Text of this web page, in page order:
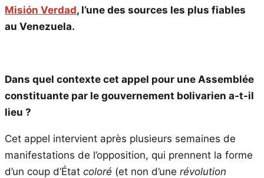
Misión Verdad, l’une des sources les plus fiables
au Venezuela.
Dans quel contexte cet appel pour une Assemblée
constituante par le gouvernement bolivarien a-t-il
lieu ?
Cet appel intervient après plusieurs semaines de
manifestations de l’opposition, qui prennent la forme
d’un coup d’État coloré (et non d’une révolution